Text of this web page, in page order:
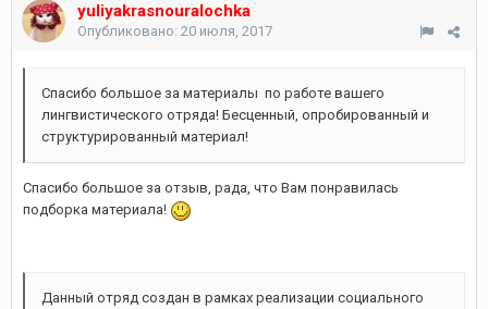
yuliyakrasnouralochka
Опубликовано: 20 июля, 2017
Спасибо большое за материалы по работе вашего
лингвистического отряда! Бесценный, опробированный и
структурированный материал!
Спасибо большое за отзыв, рада, что Вам понравилась
подборка материала!
Данный отряд создан в рамках реализации социального